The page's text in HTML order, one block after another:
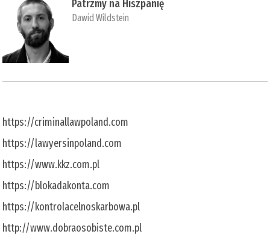
Patrzmy na Hiszpanię
Dawid Wildstein
https://criminallawpoland.com
https://lawyersinpoland.com
https://www.kkz.com.pl
https://blokadakonta.com
https://kontrolacelnoskarbowa.pl
http://www.dobraosobiste.com.pl